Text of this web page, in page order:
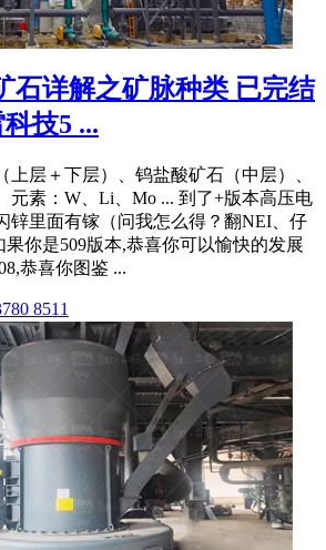
石详解之矿脉种类 已完结
技5 ...
上层＋下层）、钨盐酸矿石（中层）、
元素：W、Li、Mo ... 到了+版本高压电
锌里面有镓（问我怎么得？翻NEI、仔
你是509版本,恭喜你可以愉快的发展
恭喜你图鉴 ...
8511